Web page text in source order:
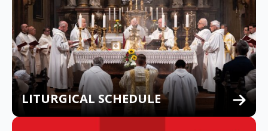
LITURGICAL SCHEDULE